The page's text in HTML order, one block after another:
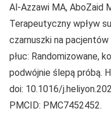
Al-Azzawi MA, AboZaid
Terapeutyczny wpływ
czarnuszki na
płuc: Randomizowane,
podwójnie ślepą próbą.
doi: 10.1016/
PMCID: PMC7452452.